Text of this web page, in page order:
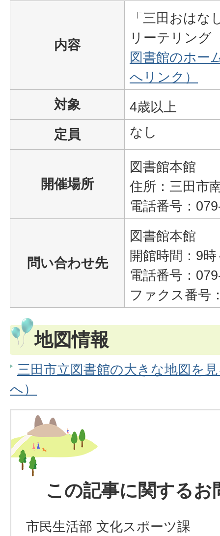
内容
「三田おは
リーテリング
図書館のホー
へリンク）
対象
4歳以上
定員
なし
開催場所
図書館本館
住所：三田市
電話番号：
問い合わせ先
図書館本館
開館時間：9
電話番号：
ファクス番号
地図情報
三田市立図書館の大きな地図を
へ）
この記事に関するお
市民生活部 文化スポーツ課